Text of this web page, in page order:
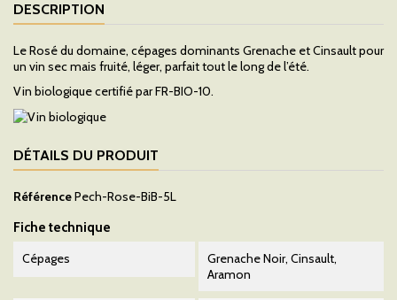
DESCRIPTION
Le Rosé du domaine, cépages dominants Grenache et Cinsault pour
un vin sec mais fruité, léger, parfait tout le long de l’été.
Vin biologique certifié par FR-BIO-10.
DÉTAILS DU PRODUIT
RéférencePech-Rose-BiB-5L
Fiche technique
Cépages
Grenache Noir, Cinsault,
Aramon